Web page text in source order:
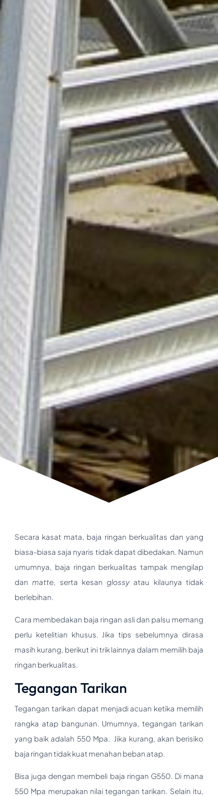
Secara kasat mata, baja ringan berkualitas dan yang
biasa-biasa saja nyaris tidak dapat dibedakan. Namun
umumnya, baja ringan berkualitas tampak mengilap
dan matte, serta kesan glossy atau kilaunya tidak
berlebihan.
Cara membedakan baja ringan asli dan palsu memang
perlu ketelitian khusus. Jika tips sebelumnya dirasa
masih kurang, berikut ini trik lainnya dalam memilih baja
ringan berkualitas.
Tegangan Tarikan
Tegangan tarikan dapat menjadi acuan ketika memilih
rangka atap bangunan. Umumnya, tegangan tarikan
yang baik adalah 550 Mpa. Jika kurang, akan berisiko
baja ringan tidak kuat menahan beban atap.
Bisa juga dengan membeli baja ringan G550. Di mana
550 Mpa merupakan nilai tegangan tarikan. Selain itu,